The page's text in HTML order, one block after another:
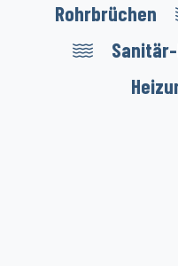
Rohrbrüchen